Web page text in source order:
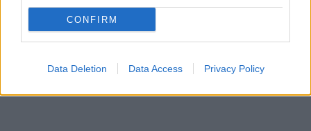
CONFIRM
Data Deletion Data Access Privacy Policy